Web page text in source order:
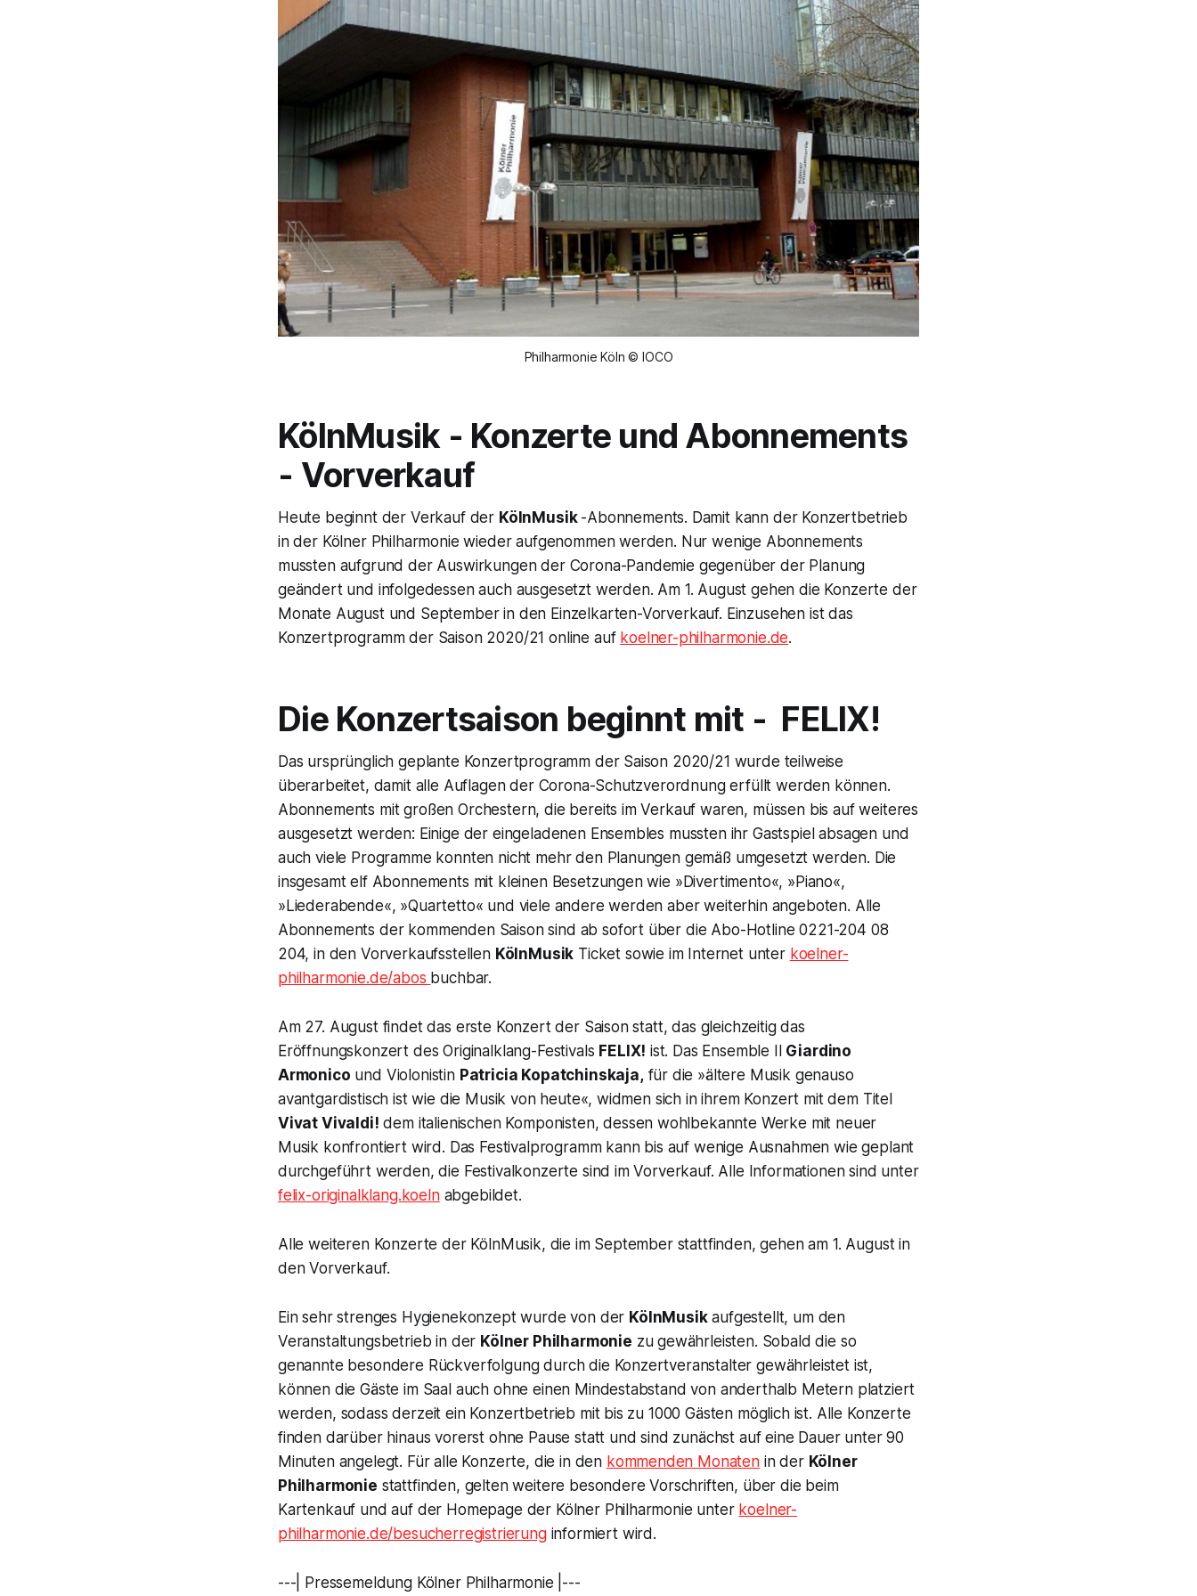
Philharmonie Köln © IOCO
KölnMusik - Konzerte und Abonnements
- Vorverkauf
Heute beginnt der Verkauf der KölnMusik -Abonnements. Damit kann der Konzertbetrieb
in der Kölner Philharmonie wieder aufgenommen werden. Nur wenige Abonnements
mussten aufgrund der Auswirkungen der Corona-Pandemie gegenüber der Planung
geändert und infolgedessen auch ausgesetzt werden. Am 1. August gehen die Konzerte der
Monate August und September in den Einzelkarten-Vorverkauf. Einzusehen ist das
Konzertprogramm der Saison 2020/21 online auf koelner-philharmonie.de.
Die Konzertsaison beginnt mit - FELIX!
Das ursprünglich geplante Konzertprogramm der Saison 2020/21 wurde teilweise
überarbeitet, damit alle Auflagen der Corona-Schutzverordnung erfüllt werden können.
Abonnements mit großen Orchestern, die bereits im Verkauf waren, müssen bis auf weiteres
ausgesetzt werden: Einige der eingeladenen Ensembles mussten ihr Gastspiel absagen und
auch viele Programme konnten nicht mehr den Planungen gemäß umgesetzt werden. Die
insgesamt elf Abonnements mit kleinen Besetzungen wie »Divertimento«, »Piano«,
»Liederabende«, »Quartetto« und viele andere werden aber weiterhin angeboten. Alle
Abonnements der kommenden Saison sind ab sofort über die Abo-Hotline 0221-204 08
204, in den Vorverkaufsstellen KölnMusik Ticket sowie im Internet unter koelner-
philharmonie.de/abos buchbar.
Am 27. August findet das erste Konzert der Saison statt, das gleichzeitig das
Eröffnungskonzert des Originalklang-Festivals FELIX! ist. Das Ensemble Il Giardino
Armonico und Violonistin Patricia Kopatchinskaja,für die »ältere Musik genauso
avantgardistisch ist wie die Musik von heute«, widmen sich in ihrem Konzert mit dem Titel
Vivat Vivaldi! dem italienischen Komponisten, dessen wohlbekannte Werke mit neuer
Musik konfrontiert wird. Das Festivalprogramm kann bis auf wenige Ausnahmen wie geplant
durchgeführt werden, die Festivalkonzerte sind im Vorverkauf. Alle Informationen sind unter
felix-originalklang.koelnabgebildet.
Alle weiteren Konzerte der KölnMusik, die im September stattfinden, gehen am 1. August in
den Vorverkauf.
Ein sehr strenges Hygienekonzept wurde von der KölnMusikaufgestellt, um den
Veranstaltungsbetrieb in der Kölner Philharmonie zu gewährleisten. Sobald die so
genannte besondere Rückverfolgung durch die Konzertveranstalter gewährleistet ist,
können die Gäste im Saal auch ohne einen Mindestabstand von anderthalb Metern platziert
werden, sodass derzeit ein Konzertbetrieb mit bis zu 1000 Gästen möglich ist. Alle Konzerte
finden darüber hinaus vorerst ohne Pause statt und sind zunächst auf eine Dauer unter 90
Minuten angelegt. Für alle Konzerte, die in den kommenden Monatenin der Kölner
Philharmonie stattfinden, gelten weitere besondere Vorschriften, über die beim
Kartenkauf und auf der Homepage der Kölner Philharmonie unter koelner-
philharmonie.de/besucherregistrierunginformiert wird.
---| Pressemeldung Kölner Philharmonie |---